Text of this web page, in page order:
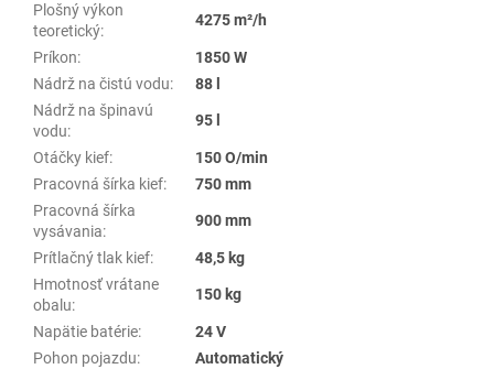
Plošný výkon
teoretický:
4275 m²/h
Príkon:
1850 W
Nádrž na čistú vodu:
88 l
Nádrž na špinavú
vodu:
95 l
Otáčky kief:
150 O/min
Pracovná šírka kief:
750 mm
Pracovná šírka
vysávania:
900 mm
Prítlačný tlak kief:
48,5 kg
Hmotnosť vrátane
obalu:
150 kg
Napätie batérie:
24 V
Pohon pojazdu:
Automatický